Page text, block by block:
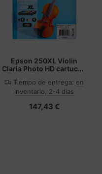
Epson 250XL Violin
Claria Photo HD cartucho
Original Alto
rendimiento (XL) Negro,
Magenta claro, Magenta,
Tiempo de entrega: en
inventario, 2-4 dias
147,43 €